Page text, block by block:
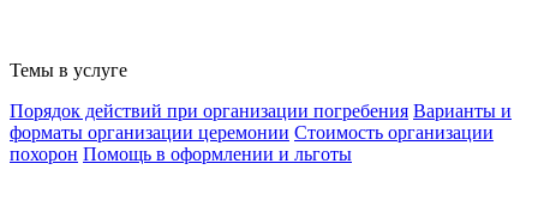
Темы в услуге
Порядок действий при организации погребения Варианты и
форматы организации церемонии Стоимость организации
похорон Помощь в оформлении и льготы